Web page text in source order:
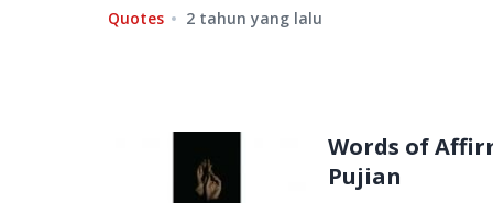
Quotes 2 tahun yang lalu
Words of
Pujian